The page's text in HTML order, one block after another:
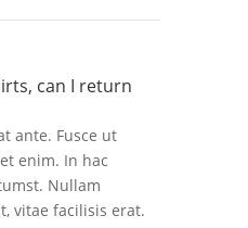
can I return
ante. Fusce ut
enim. In hac
Nullam
vitae facilisis erat.